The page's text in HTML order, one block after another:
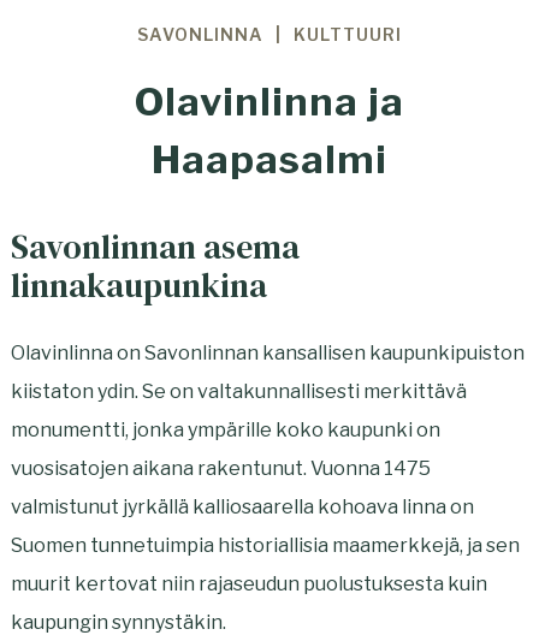
SAVONLINNA KULTTUURI
Olavinlinna ja
Haapasalmi
Savonlinnan asema
linnakaupunkina
Olavinlinna on Savonlinnan kansallisen kaupunkipuiston
kiistaton ydin. Se on valtakunnallisesti merkittävä
monumentti, jonka ympärille koko kaupunki on
vuosisatojen aikana rakentunut. Vuonna 1475
valmistunut jyrkällä kalliosaarella kohoava linna on
Suomen tunnetuimpia historiallisia maamerkkejä, ja sen
muurit kertovat niin rajaseudun puolustuksesta kuin
kaupungin synnystäkin.